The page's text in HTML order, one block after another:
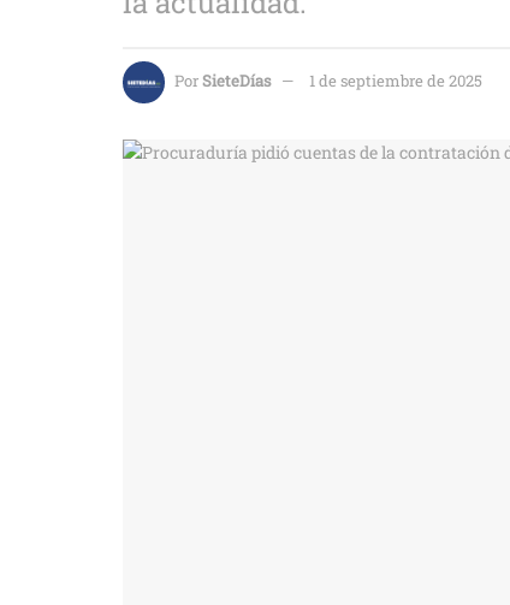
PorSieteDías 1 de septiembre de 2025